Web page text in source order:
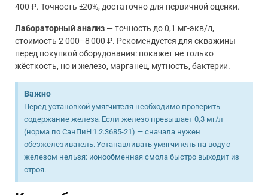
400 ₽. Точность ±20%, достаточно для первичной оценки.
Лабораторный анализ — точность до 0,1 мг-экв/л,
стоимость 2 000–8 000 ₽. Рекомендуется для скважины
перед покупкой оборудования: покажет не только
жёсткость, но и железо, марганец, мутность, бактерии.
Важно
Перед установкой умягчителя необходимо проверить
содержание железа. Если железо превышает 0,3 мг/л
(норма по СанПиН 1.2.3685-21) — сначала нужен
обезжелезиватель. Устанавливать умягчитель на воду с
железом нельзя: ионообменная смола быстро выходит из
строя.